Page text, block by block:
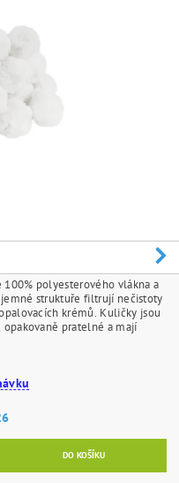
polyesterového vlákna a
struktuře filtrují nečistoty
krémů. Kuličky jsou
pratelné a mají